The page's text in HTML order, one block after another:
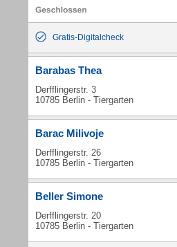
Gratis-Digitalcheck
Barabas Thea
Derfflingerstr. 3
10785 Berlin - Tiergarten
Barac Milivoje
Derfflingerstr. 26
10785 Berlin - Tiergarten
Beller Simone
Derfflingerstr. 20
10785 Berlin - Tiergarten